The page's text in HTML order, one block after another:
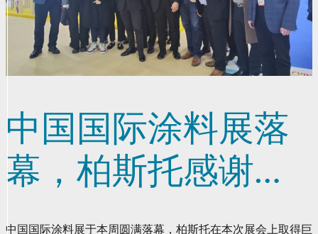
中国国际涂料展落
幕，柏斯托感谢您
的到来
中国国际涂料展于本周圆满落幕，柏斯托在本次展会上取得巨